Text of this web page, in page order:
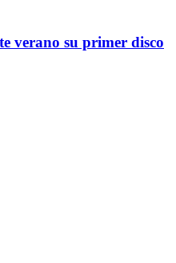
verano su primer disco